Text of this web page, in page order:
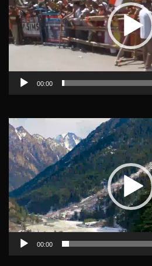
00:00
Video
Player
00:00